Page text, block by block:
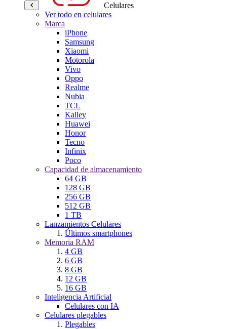
Celulares
Ver todo en celulares
Marca
iPhone
Samsung
Xiaomi
Motorola
Vivo
Oppo
Realme
Nubia
TCL
Kalley
Huawei
Honor
Tecno
Infinix
Poco
Capacidad de almacenamiento
64 GB
128 GB
256 GB
512 GB
1 TB
Lanzamientos Celulares
Últimos smartphones
Memoria RAM
4 GB
6 GB
8 GB
12 GB
16 GB
Inteligencia Artificial
Celulares con IA
Celulares plegables
Plegables